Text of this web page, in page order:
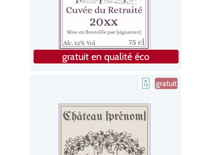
gratuit en qualité éco
gratuit